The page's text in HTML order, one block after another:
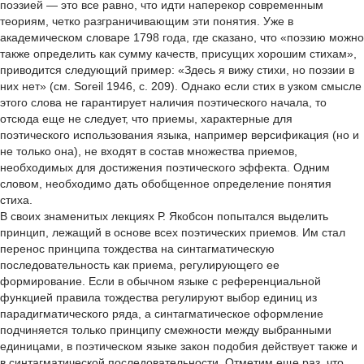
поэзией — это все равно, что идти наперекор современным
теориям, четко разграничивающим эти понятия. Уже в
академическом словаре 1798 года, где сказано, что «поэзию можно
также определить как сумму качеств, присущих хорошим стихам»,
приводится следующий пример: «Здесь я вижу стихи, но поэзии в
них нет» (см. Sorеil 1946, с. 209). Однако если стих в узком смысле
этого слова не гарантирует наличия поэтического начала, то
отсюда еще не следует, что приемы, характерные для
поэтического использования языка, например версификация (но и
не только она), не входят в состав множества приемов,
необходимых для достижения поэтического эффекта. Одним
словом, необходимо дать обобщенное определение понятия
стиха.
В своих знаменитых лекциях Р. Якобсон попытался выделить
принцип, лежащий в основе всех поэтических приемов. Им стал
перенос принципа тождества на синтагматическую
последовательность как приема, регулирующего ее
формирование. Если в обычном языке с референциальной
функцией правила тождества регулируют выбор единиц из
парадигматического ряда, а синтагматическое оформление
подчиняется только принципу смежности между выбранными
единицами, в поэтическом языке закон подобия действует также и